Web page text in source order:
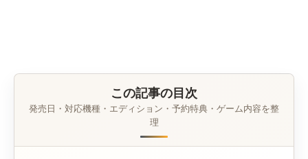
この記事の目次
発売日・対応機種・エディション・予約特典・ゲーム内容を整
理